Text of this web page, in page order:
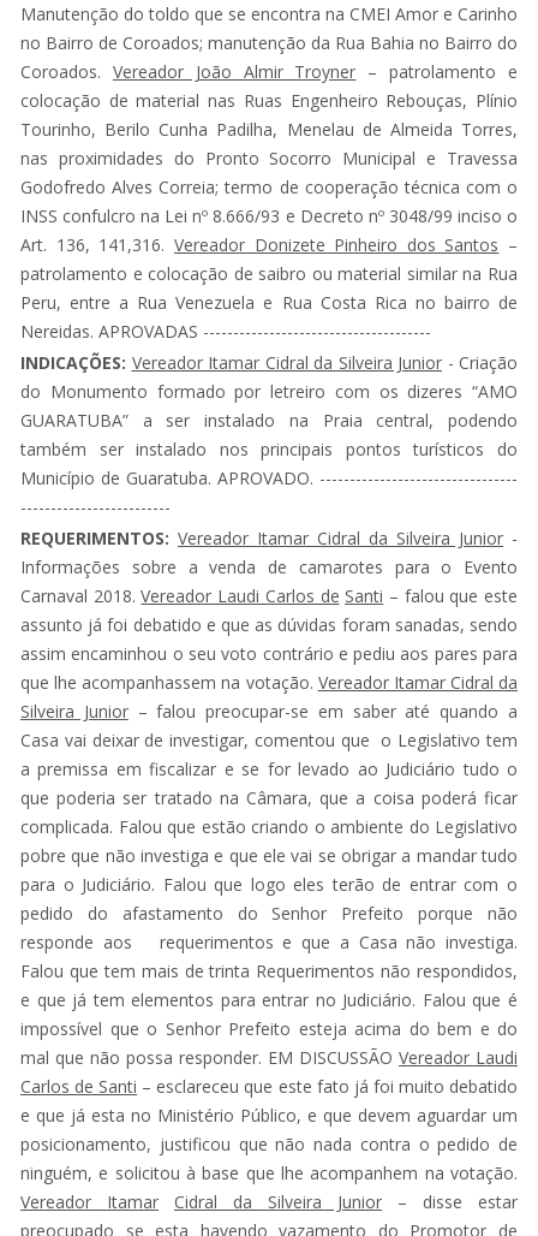
Manutenção do toldo que se encontra na CMEI Amor e Carinho
no Bairro de Coroados; manutenção da Rua Bahia no Bairro do
Coroados. Vereador João Almir Troyner – patrolamento e
colocação de material nas Ruas Engenheiro Rebouças, Plínio
Tourinho, Berilo Cunha Padilha, Menelau de Almeida Torres,
nas proximidades do Pronto Socorro Municipal e Travessa
Godofredo Alves Correia; termo de cooperação técnica com o
INSS confulcro na Lei nº 8.666/93 e Decreto nº 3048/99 inciso o
Art. 136, 141,316. Vereador Donizete Pinheiro dos Santos –
patrolamento e colocação de saibro ou material similar na Rua
Peru, entre a Rua Venezuela e Rua Costa Rica no bairro de
Nereidas. APROVADAS --------------------------------------
INDICAÇÕES: Vereador Itamar Cidral da Silveira Junior - Criação
do Monumento formado por letreiro com os dizeres “AMO
GUARATUBA” a ser instalado na Praia central, podendo
também ser instalado nos principais pontos turísticos do
Município de Guaratuba. APROVADO. ---------------------------------
-------------------------
REQUERIMENTOS: Vereador Itamar Cidral da Silveira Junior -
Informações sobre a venda de camarotes para o Evento
Carnaval 2018.Vereador Laudi Carlos de Santi – falou que este
assunto já foi debatido e que as dúvidas foram sanadas, sendo
assim encaminhou o seu voto contrário e pediu aos pares para
que lhe acompanhassem na votação. Vereador Itamar Cidral da
Silveira Junior– falou preocupar-se em saber até quando a
Casa vai deixar de investigar, comentou que o Legislativo tem
a premissa em fiscalizar e se for levado ao Judiciário tudo o
que poderia ser tratado na Câmara, que a coisa poderá ficar
complicada. Falou que estão criando o ambiente do Legislativo
pobre que não investiga e que ele vai se obrigar a mandar tudo
para o Judiciário. Falou que logo eles terão de entrar com o
pedido do afastamento do Senhor Prefeito porque não
responde aos requerimentos e que a Casa não investiga.
Falou que tem mais de trinta Requerimentos não respondidos,
e que já tem elementos para entrar no Judiciário. Falou que é
impossível que o Senhor Prefeito esteja acima do bem e do
mal que não possa responder. EM DISCUSSÃO Vereador Laudi
Carlos de Santi – esclareceu que este fato já foi muito debatido
e que já esta no Ministério Público, e que devem aguardar um
posicionamento, justificou que não nada contra o pedido de
ninguém, e solicitou à base que lhe acompanhem na votação.
Vereador Itamar
Cidral da Silveira Junior – disse estar
preocupado se esta havendo vazamento do Promotor de